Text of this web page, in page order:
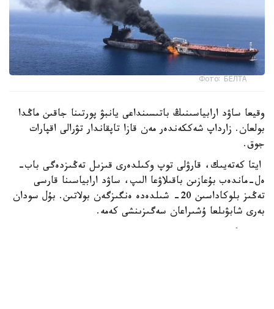
Фото: БЕЛТА
وقيعا ساۋد ارابياسىنىڭ باتىسىنداعى يانبۋ پورتىنا جاقىن ماڭدا
بولعان. زارداپ شەككەندەر مەن قازا تاپقاندار تۋرالى اقپارات
جوق.
ايتا كەتەيىك، قارۋلى توپ وكىلدەرى قىزىل تەڭىزدەگى باب-
ەل-ماندەب بۇعازىن باقىلاۋعا الىپ، ساۋد ارابياسىنا قارسى
تەڭىز بلوكاداسىن 20- شىلدەدە ەنگىزگەن بولاتىن. بۇل سودان
بەرى شابۋىلعا ۇشىراعان سەگىزىنشى كەمە.